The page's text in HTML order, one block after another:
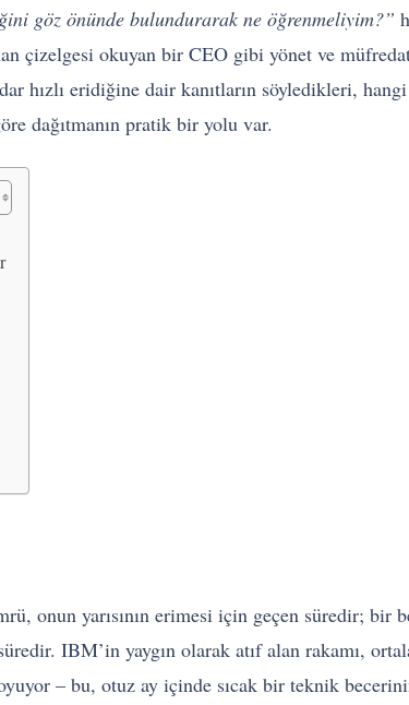
göz önünde bulundurarak ne öğrenmeliyim?”
çizelgesi okuyan bir CEO gibi yönet ve
hızlı eridiğine dair kanıtların söyledikleri,
dağıtmanın pratik bir yolu var.
onun yarısının erimesi için geçen süredir; bir
IBM’in yaygın olarak atıf alan rakamı,
– bu, otuz ay içinde sıcak bir teknik